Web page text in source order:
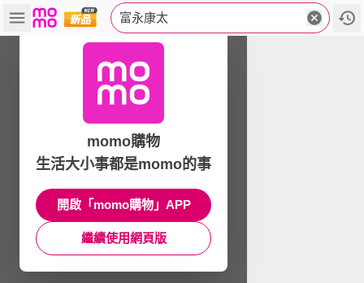
富永康太
momo購物
生活大小事都是momo的事
開啟「momo購物」APP
繼續使用網頁版